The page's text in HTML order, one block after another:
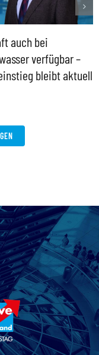
auch bei
verfügbar –
bleibt aktuell